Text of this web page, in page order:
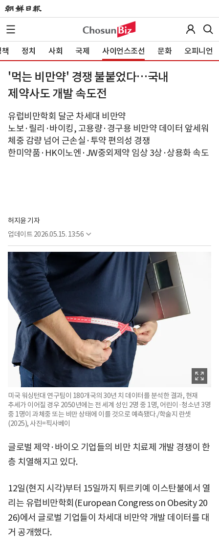
정치 사회 국제 사이언스조선 문화 오피니언
'먹는 비만약' 경쟁 불붙었다…국내
제약사도 개발 속도전
유럽비만학회 달군 차세대 비만약
노보·릴리·바이킹, 고용량·경구용 비만약 데이터 앞세워
체중 감량 넘어 근손실·투약 편의성 경쟁
한미약품·HK이노엔·JW중외제약 임상 3상·상용화 속도
허지윤 기자
업데이트 2026.05.15. 13:56
미국 워싱턴대 연구팀이 180개국의 30년 치 데이터를 분석한 결과, 현재
추세가 이어질 경우 2050년에는 전 세계 성인 2명 중 1명, 어린이·청소년 3명
중 1명이 과체중 또는 비만 상태에 이를 것으로 예측됐다./학술지 란셋
(2025), 사진=픽사베이
글로벌 제약·바이오 기업들의 비만 치료제 개발 경쟁이 한
층 치열해지고 있다.
12일(현지 시각)부터 15일까지 튀르키예 이스탄불에서 열
리는 유럽비만학회(European Congress on Obesity 20
26)에서 글로벌 기업들이 차세대 비만약 개발 데이터를 대
거 공개했다.